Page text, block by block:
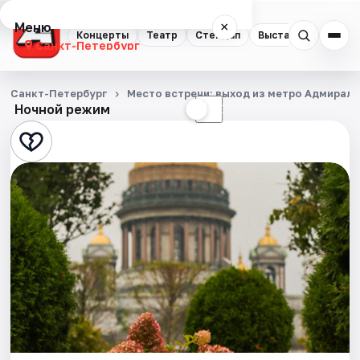
Концерты Театр Стендап Выставки
Меню ×
Санкт-Петербург
Концерты
Театр
Стендап
Выставки
Квесты
Экскурсии
Спорт
События
Ночной режим ☾
Санкт-Петербург Место встречи: выход из метро